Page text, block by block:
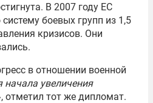
В 2007 году ЕС
боевых групп из 1,5
кризисов. Они
в отношении военной
начала увеличения
отметил тот же дипломат.